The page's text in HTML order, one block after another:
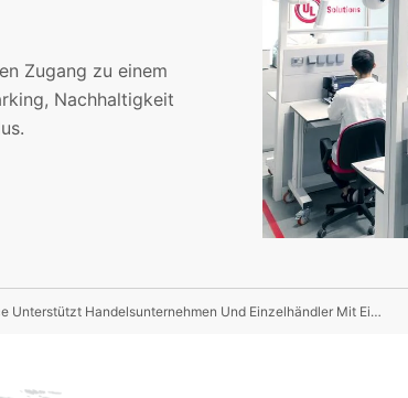
Zugang zu einem
Nachhaltigkeit
UL Solutions European Retail Center Of Excellence Unterstützt Handelsunternehmen Und Einzelhändler Mit Einem Breiten Produktsortiment